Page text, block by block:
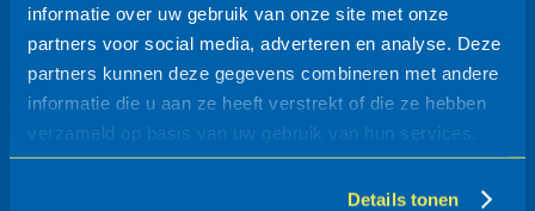
informatie over uw gebruik van onze site met onze
partners voor social media, adverteren en analyse. Deze
partners kunnen deze gegevens combineren met andere
informatie die u aan ze heeft verstrekt of die ze hebben
verzameld op basis van uw gebruik van hun services.
Details tonen
hoogte boven MV (mm)
zithoogte (mm)